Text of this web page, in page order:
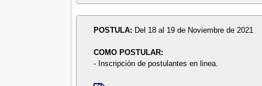
POSTULA: Del 18 al 19 de Noviembre de 2021
COMO POSTULAR:
- Inscripción de postulantes en linea.